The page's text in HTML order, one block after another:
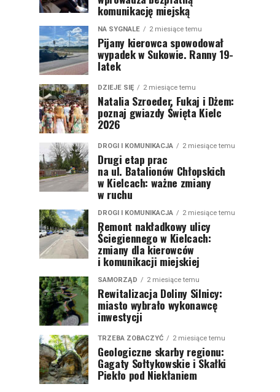
komunikację miejską
NA SYGNALE 2 miesiące temu
Pijany kierowca spowodował
wypadek w Sukowie. Ranny 19-
latek
DZIEJE SIĘ 2 miesiące temu
Natalia Szroeder, Fukaj i Dżem:
poznaj gwiazdy Święta Kielc
2026
DROGI I KOMUNIKACJA 2 miesiące temu
Drugi etap prac
na ul. Batalionów Chłopskich
w Kielcach: ważne zmiany
w ruchu
DROGI I KOMUNIKACJA 2 miesiące temu
Remont nakładkowy ulicy
Ściegiennego w Kielcach:
zmiany dla kierowców
i komunikacji miejskiej
SAMORZĄD 2 miesiące temu
Rewitalizacja Doliny Silnicy:
miasto wybrało wykonawcę
inwestycji
TRZEBA ZOBACZYĆ 2 miesiące temu
Geologiczne skarby regionu:
Gagaty Sołtykowskie i Skałki
Piekło pod Niekłaniem